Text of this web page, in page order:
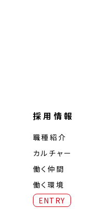
採用情報
職種紹介
カルチャー
働く仲間
働く環境
ENTRY